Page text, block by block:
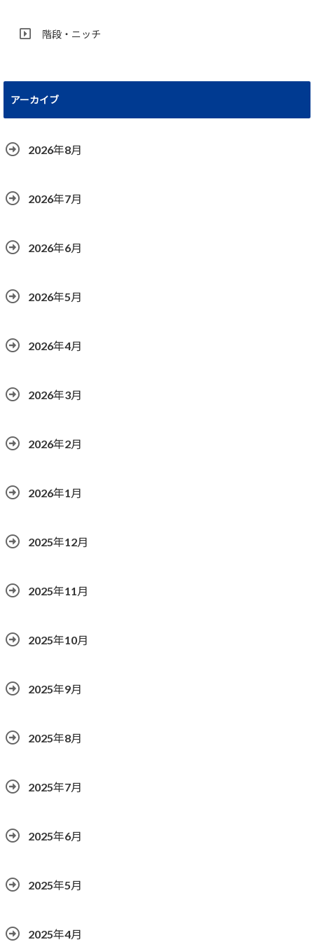
階段・ニッチ
アーカイブ
2026年8月
2026年7月
2026年6月
2026年5月
2026年4月
2026年3月
2026年2月
2026年1月
2025年12月
2025年11月
2025年10月
2025年9月
2025年8月
2025年7月
2025年6月
2025年5月
2025年4月